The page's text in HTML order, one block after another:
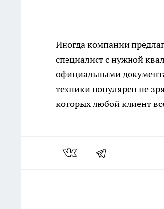
Иногда компании
специалист с нужной
официальными
техники популярен не
которых любой клиент